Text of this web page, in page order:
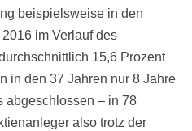
beispielsweise in den
im Verlauf des
15,6 Prozent
in den 37 Jahren nur 8 Jahre
abgeschlossen – in 78
also trotz der